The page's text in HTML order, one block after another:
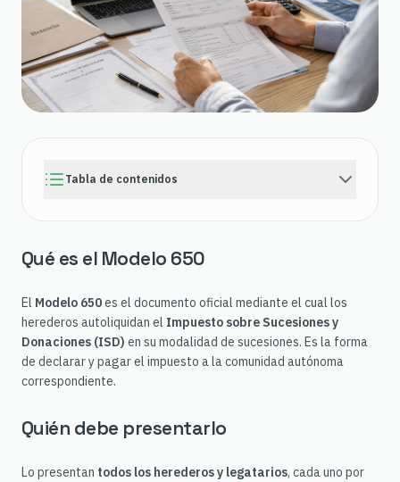
Tabla de contenidos
Qué es el Modelo 650
El Modelo 650es el documento oficial mediante el cual los
herederos autoliquidan el Impuesto sobre Sucesiones y
Donaciones (ISD) en su modalidad de sucesiones. Es la forma
de declarar y pagar el impuesto a la comunidad autónoma
correspondiente.
Quién debe presentarlo
Lo presentan todos los herederos y legatarios, cada uno por